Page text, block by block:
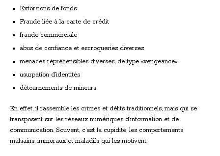
Extorsions de fonds
Fraude liée à la carte de crédit
fraude commerciale
abus de confiance et escroqueries diverses
menaces répréhensibles diverses, de type «vengeance»
usurpation d’identités
détournements de mineurs.
En effet, il rassemble les crimes et délits traditionnels, mais qui se
transposent sur les réseaux numériques d’information et de
communication. Souvent, c’est la cupidité, les comportements
malsains, immoraux et maladifs qui les motivent.